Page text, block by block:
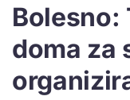
Bolesno:
doma za